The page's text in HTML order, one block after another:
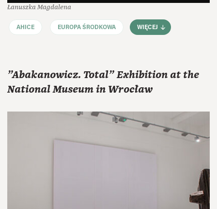
Łanuszka Magdalena
AHICE EUROPA ŚRODKOWA WIĘCEJ
"Abakanowicz. Total" Exhibition at the
National Museum in Wrocław